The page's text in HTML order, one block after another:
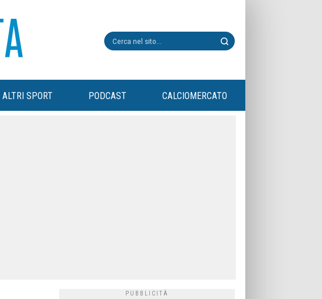
ALTRI SPORT PODCAST CALCIOMERCATO